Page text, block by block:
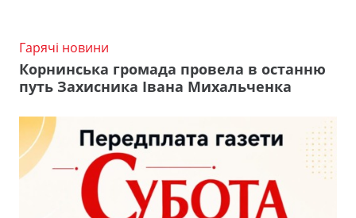
Гарячі новини
Корнинська громада провела в останню
путь Захисника Івана Михальченка